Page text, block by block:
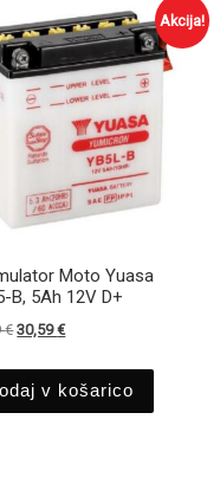
Akcija!
Moto Yuasa
B, 5Ah 12V D+
€Izvirna cena je bila: 33,99 €.
30,59€Trenutna cena je:
v košarico